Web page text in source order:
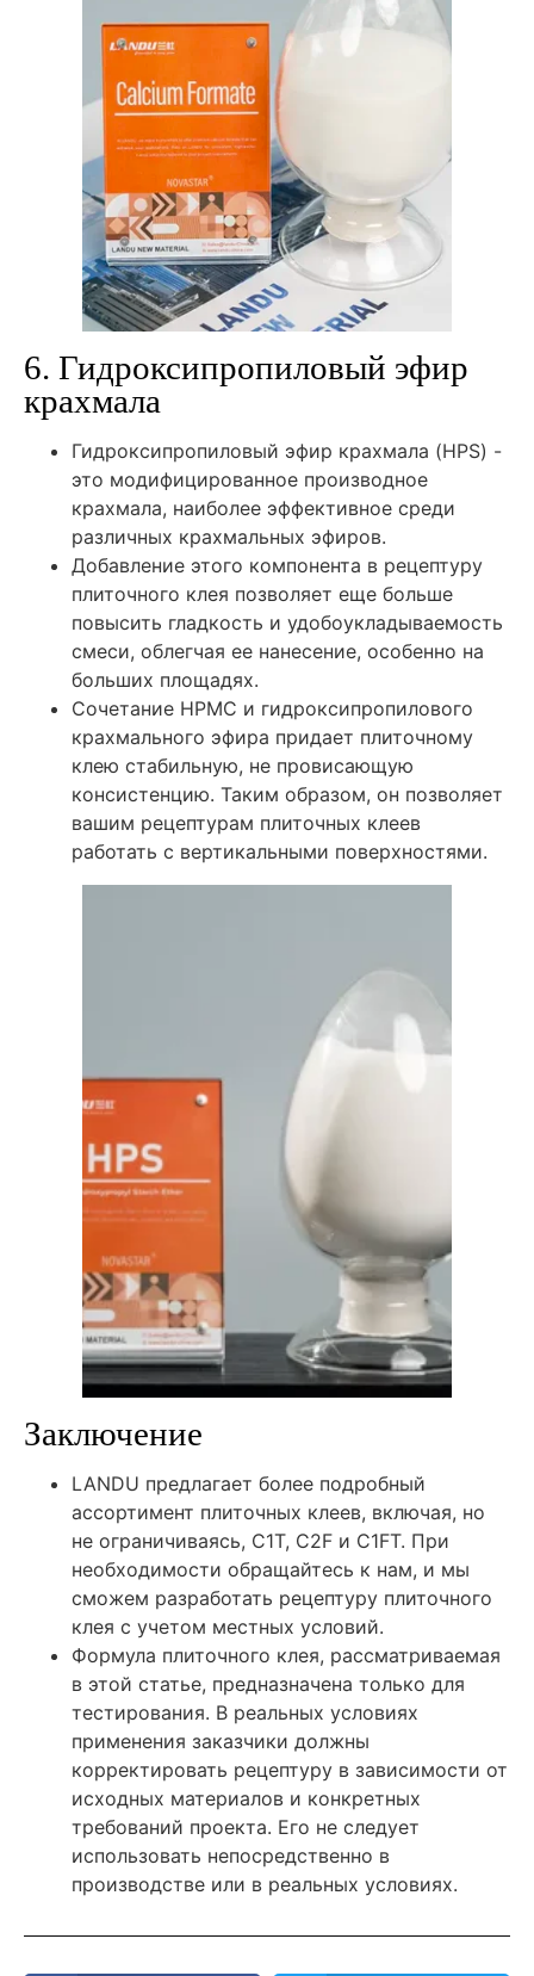
6. Гидроксипропиловый эфир
крахмала
Гидроксипропиловый эфир крахмала (HPS) -
это модифицированное производное
крахмала, наиболее эффективное среди
различных крахмальных эфиров.
Добавление этого компонента в рецептуру
плиточного клея позволяет еще больше
повысить гладкость и удобоукладываемость
смеси, облегчая ее нанесение, особенно на
больших площадях.
Сочетание HPMC и гидроксипропилового
крахмального эфира придает плиточному
клею стабильную, не провисающую
консистенцию. Таким образом, он позволяет
вашим рецептурам плиточных клеев
работать с вертикальными поверхностями.
Заключение
LANDU предлагает более подробный
ассортимент плиточных клеев, включая, но
не ограничиваясь, C1T, C2F и C1FT. При
необходимости обращайтесь к нам, и мы
сможем разработать рецептуру плиточного
клея с учетом местных условий.
Формула плиточного клея, рассматриваемая
в этой статье, предназначена только для
тестирования. В реальных условиях
применения заказчики должны
корректировать рецептуру в зависимости от
исходных материалов и конкретных
требований проекта. Его не следует
использовать непосредственно в
производстве или в реальных условиях.